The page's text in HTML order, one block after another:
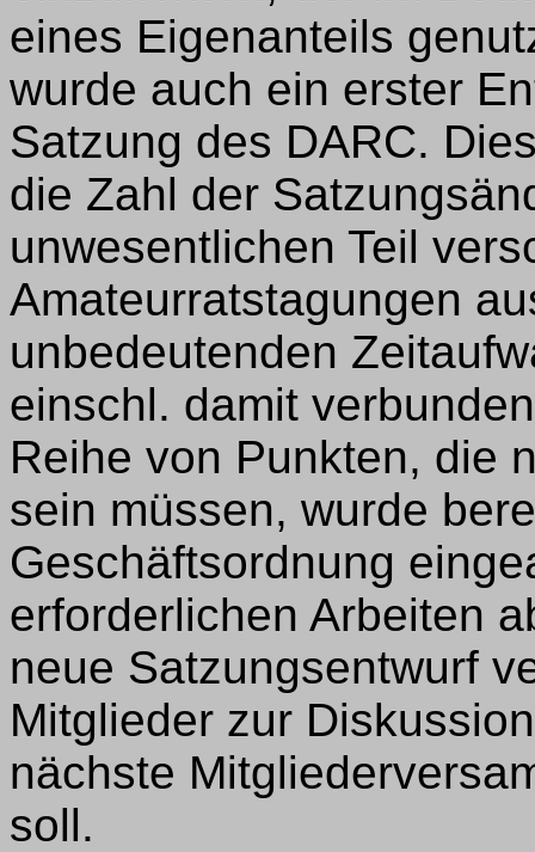
eines Eigenanteils
wurde auch ein erster
Satzung des DARC.
die Zahl der
unwesentlichen Teil
Amateurratstagungen
unbedeutenden
einschl. damit
Reihe von Punkten, die
sein müssen, wurde
Geschäftsordnung
erforderlichen Arbeiten
neue Satzungsentwurf
Mitglieder zur
nächste
soll.